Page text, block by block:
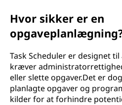
Hvor sikker er en
Task Scheduler er designet
kræver
eller slette opgaver.Det er
planlagte opgaver og
kilder for at forhindre